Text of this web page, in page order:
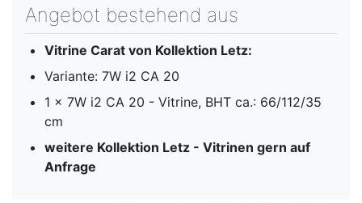
Angebot bestehend aus
Vitrine Carat von Kollektion Letz:
Variante: 7W i2 CA 20
1 x 7W i2 CA 20 - Vitrine, BHT ca.: 66/112/35
cm
weitere Kollektion Letz - Vitrinen gern auf
Anfrage